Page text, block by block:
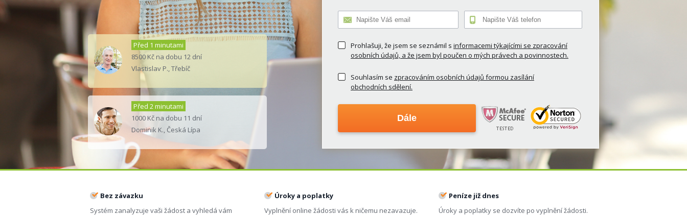
Begin
typing
results.
Prohlašuji, že jsem se seznámil s informacemi týkajícími se zpracování
osobních údajů, a že jsem byl poučen o mých právech a povinnostech.
Souhlasím se zpracováním osobních údajů formou zasílání
obchodních sdělení.
Před 1 minutami
8500 Kč na dobu 12 dní
Vlastislav P., Třebíč
Před 2 minutami
1000 Kč na dobu 11 dní
Dominik K., Česká Lípa
Před 3 minutami
Patrik V., Havířov
Bez závazku
Systém zanalyzuje vaši žádost a vyhledá vám
Úroky a poplatky
Vyplnění online žádosti vás k ničemu nezavazuje.
Peníze již dnes
Úroky a poplatky se dozvíte po vyplnění žádosti.